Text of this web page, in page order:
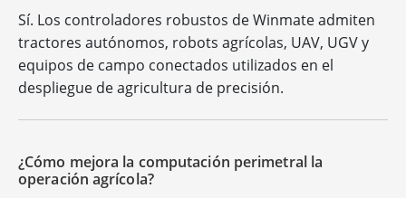
Sí. Los controladores robustos de Winmate admiten
tractores autónomos, robots agrícolas, UAV, UGV y
equipos de campo conectados utilizados en el
despliegue de agricultura de precisión.
¿Cómo mejora la computación perimetral la
operación agrícola?